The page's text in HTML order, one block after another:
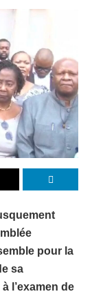
pour la
sa
l’examen de